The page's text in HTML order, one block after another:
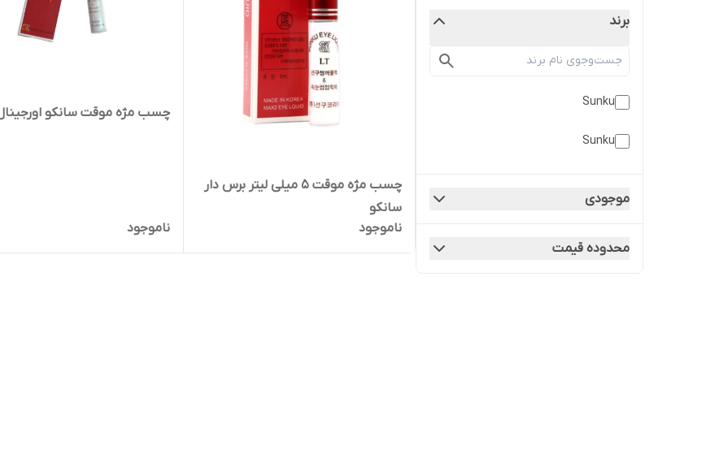
برند
Sunku
Sunku
موجودی
محدوده قیمت
چسب مژه موقت 5 میلی لیتر برس دار
سانکو
ناموجود
چسب مژه موقت سانکو
ناموجود